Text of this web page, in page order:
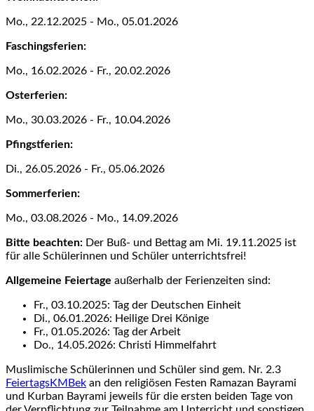
Mo., 22.12.2025 - Mo., 05.01.2026
Faschingsferien:
Mo., 16.02.2026 - Fr., 20.02.2026
Osterferien:
Mo., 30.03.2026 - Fr., 10.04.2026
Pfingstferien:
Di., 26.05.2026 - Fr., 05.06.2026
Sommerferien:
Mo., 03.08.2026 - Mo., 14.09.2026
Bitte beachten: Der Buß- und Bettag am Mi. 19.11.2025 ist
für alle Schülerinnen und Schüler unterrichtsfrei!
Allgemeine Feiertage außerhalb der Ferienzeiten sind:
Fr., 03.10.2025: Tag der Deutschen Einheit
Di., 06.01.2026: Heilige Drei Könige
Fr., 01.05.2026: Tag der Arbeit
Do., 14.05.2026: Christi Himmelfahrt
Muslimische Schülerinnen und Schüler sind gem. Nr. 2.3
FeiertagsKMBek an den religiösen Festen Ramazan Bayrami
und Kurban Bayrami jeweils für die ersten beiden Tage von